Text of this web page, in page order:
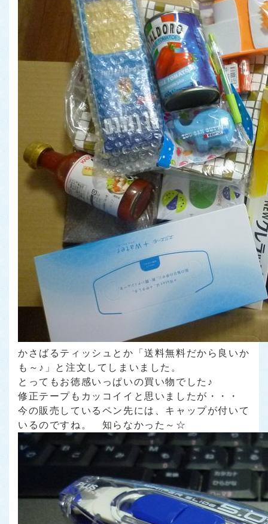
かさばるティッシュとか「送料無料だから良いか
も～♪」と注文してしまいました。
とってもお徳感いっぱいの買い物でした♪
修正テープもカッコイイと思いましたが・・・
今の販売しているペン先には、キャップが付いて
いるのですね。 知らなかった～☆